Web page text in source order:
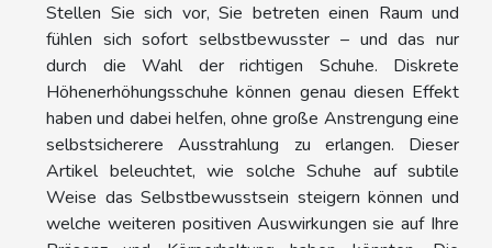
Stellen Sie sich vor, Sie betreten einen Raum und
fühlen sich sofort selbstbewusster – und das nur
durch die Wahl der richtigen Schuhe. Diskrete
Höhenerhöhungsschuhe können genau diesen Effekt
haben und dabei helfen, ohne große Anstrengung eine
selbstsicherere Ausstrahlung zu erlangen. Dieser
Artikel beleuchtet, wie solche Schuhe auf subtile
Weise das Selbstbewusstsein steigern können und
welche weiteren positiven Auswirkungen sie auf Ihre